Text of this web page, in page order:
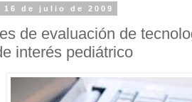
16 de julio de 2009
de evaluación de
interés pediátrico